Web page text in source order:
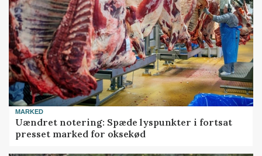
MARKED
Uændret notering: Spæde lyspunkter i fortsat
presset marked for oksekød